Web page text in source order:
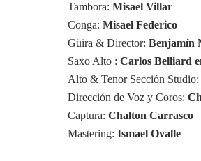
Tambora: Misael Villar
Conga: Misael Federico
Güira & Director: Benjamín
Saxo Alto : Carlos Belliard
Alto & Tenor Sección Studio:
Dirección de Voz y Coros:
Captura: Chalton Carrasco
Mastering: Ismael Ovalle